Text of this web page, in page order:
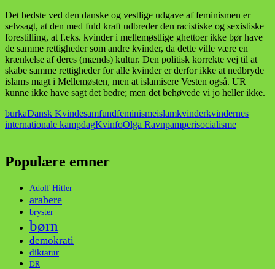
Det bedste ved den danske og vestlige udgave af feminismen er
selvsagt, at den med fuld kraft udbreder den racistiske og sexistiske
forestilling, at f.eks. kvinder i mellemøstlige ghettoer ikke bør have
de samme rettigheder som andre kvinder, da dette ville være en
krænkelse af deres (mænds) kultur. Den politisk korrekte vej til at
skabe samme rettigheder for alle kvinder er derfor ikke at nedbryde
islams magt i Mellemøsten, men at islamisere Vesten også. UR
kunne ikke have sagt det bedre; men det behøvede vi jo heller ikke.
burkaDansk Kvindesamfundfeminismeislamkvinderkvindernes
internationale kampdagKvinfoOlga Ravnpamperisocialisme
Populære emner
Adolf Hitler
arabere
bryster
børn
demokrati
diktatur
DR